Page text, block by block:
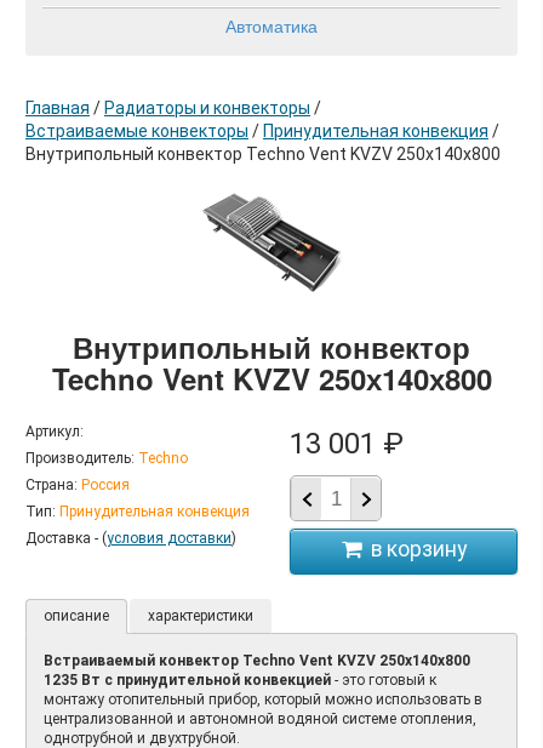
Автоматика
Главная / Радиаторы и конвекторы /
Встраиваемые конвекторы / Принудительная конвекция /
Внутрипольный конвектор Techno Vent KVZV 250х140х800
Внутрипольный конвектор
Techno Vent KVZV 250х140х800
Артикул:
Производитель: Techno
Страна: Россия
Тип: Принудительная конвекция
Доставка - (условия доставки)
13 001 ₽
в корзину
описание характеристики
Встраиваемый конвектор Techno Vent KVZV 250х140х800
1235 Вт с принудительной конвекцией - это готовый к
монтажу отопительный прибор, который можно использовать в
централизованной и автономной водяной системе отопления,
однотрубной и двухтрубной.